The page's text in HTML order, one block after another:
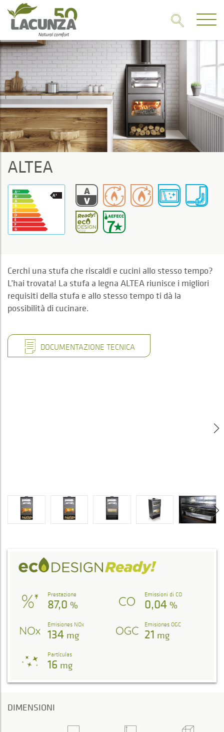
ALTEA
Cerchi una stufa che riscaldi e cucini allo stesso tempo?
L’hai trovata! La stufa a legna ALTEA riunisce i migliori
requisiti della stufa e allo stesso tempo ti dà la
possibilità di cucinare.
DOCUMENTAZIONE TECNICA
Prestazione
87,0 %
Emissioni di CO
0,04 %
Emisiones NOx
134 mg
Emisiones OGC
21 mg
Partículas
16 mg
DIMENSIONI